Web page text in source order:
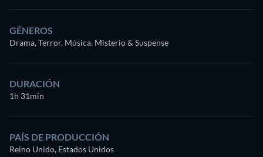
GÉNEROS
Drama, Terror, Música, Misterio & Suspense
DURACIÓN
1h 31min
PAÍS DE PRODUCCIÓN
Reino Unido, Estados Unidos